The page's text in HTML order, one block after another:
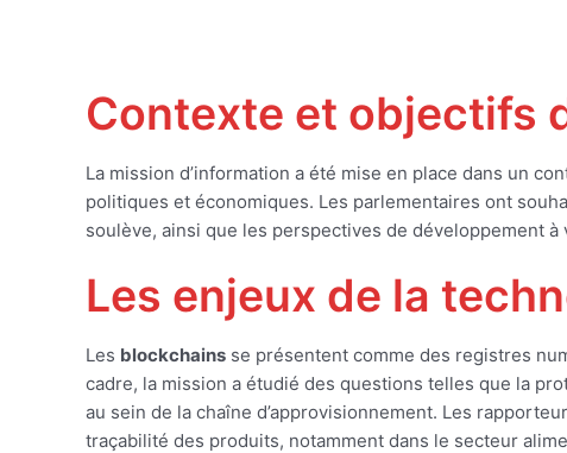
Contexte et objectifs
La mission d’information a été mise en place dans un
politiques et économiques. Les parlementaires ont
soulève, ainsi que les perspectives de développement à
Les enjeux de la
Les blockchains se présentent comme des registres
cadre, la mission a étudié des questions telles que la
au sein de la chaîne d’approvisionnement. Les
traçabilité des produits, notamment dans le secteur